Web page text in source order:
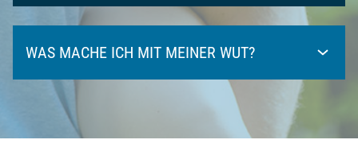
WAS MACHE ICH MIT MEINER WUT?